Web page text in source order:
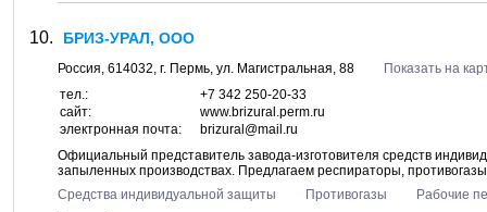
БРИЗ-УРАЛ, ООО
Россия, 614032, г. Пермь, ул. Магистральная, 88
Показать на
тел.:
+7 342 250-20-33
сайт:
www.brizural.perm.ru
электронная почта:
brizural@mail.ru
Официальный представитель завода-изготовителя средств
запыленных производствах. Предлагаем респираторы,
Средства индивидуальной защиты
Противогазы
Рабочие